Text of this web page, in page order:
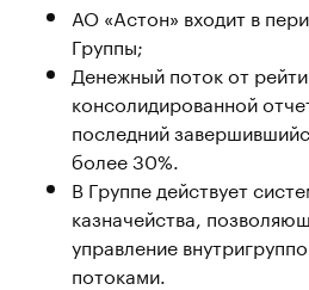
АО «Астон» входит в
Группы;
Денежный поток от
консолидированной
последний
более 30%.
В Группе действует
казначейства,
управление
потоками.